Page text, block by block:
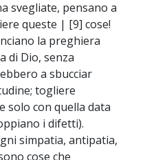
svegliate, pensano a
queste | [9] cose!
la preghiera
di Dio, senza
a sbucciar
togliere
solo con quella data
i difetti).
simpatia, antipatia,
cose che